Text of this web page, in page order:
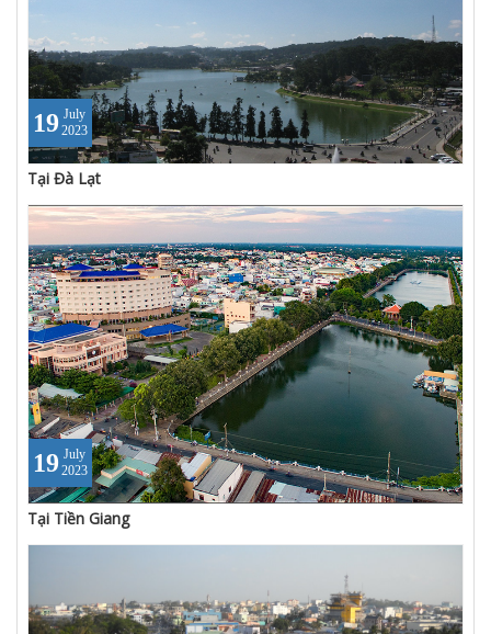
19 July
2023
Tại Đà Lạt
19 July
2023
Tại Tiền Giang